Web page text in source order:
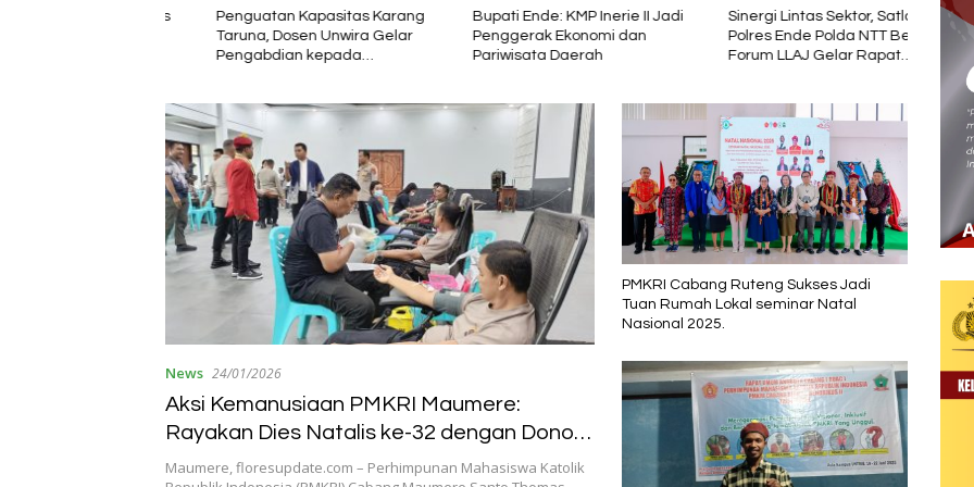
Penguatan Kapasitas Karang
Taruna, Dosen Unwira Gelar
Pengabdian kepada
Bupati Ende: KMP Inerie II Jadi
Penggerak Ekonomi dan
Pariwisata Daerah
Sinergi Lintas Sektor, Satlantas
Polres Ende Polda NTT Bersama
Forum LLAJ Gelar Rapat
News 24/01/2026
Aksi Kemanusiaan PMKRI Maumere:
Rayakan Dies Natalis ke-32 dengan Donor
Darah di Polres Sikka
Maumere, floresupdate.com – Perhimpunan Mahasiswa Katolik
PMKRI Cabang Ruteng Sukses Jadi
Tuan Rumah Lokal seminar Natal
Nasional 2025.